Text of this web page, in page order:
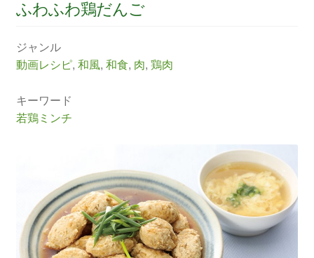
ふわふわ鶏だんご
ジャンル
動画レシピ, 和風, 和食, 肉, 鶏肉
キーワード
若鶏ミンチ